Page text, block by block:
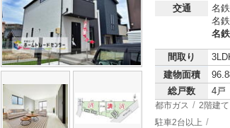
交通
名
名
名
間取り
建物面積
総戸数
4戸
都市ガス 2階建て
駐車2台以上